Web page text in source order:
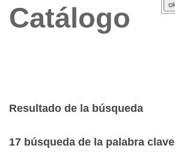
Catálogo
Resultado de la búsqueda
17 búsqueda de la palabra clave